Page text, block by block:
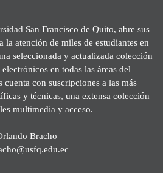
San Francisco de Quito, abre sus
la atención de miles de estudiantes en
seleccionada y actualizada colección
en todas las áreas del
cuenta con suscripciones a las más
y técnicas, una extensa colección
multimedia y acceso.
Bracho